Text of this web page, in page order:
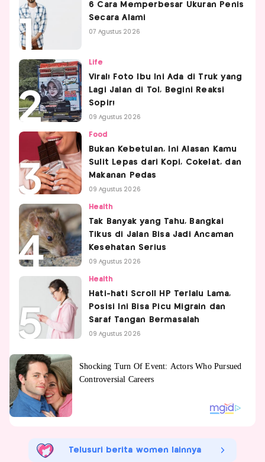
6 Cara Memperbesar Ukuran Penis
Secara Alami
07 Agustus 2026
Life
Viral! Foto Ibu Ini Ada di Truk yang
Lagi Jalan di Tol, Begini Reaksi
Sopir!
09 Agustus 2026
Food
Bukan Kebetulan, Ini Alasan Kamu
Sulit Lepas dari Kopi, Cokelat, dan
Makanan Pedas
09 Agustus 2026
Health
Tak Banyak yang Tahu, Bangkai
Tikus di Jalan Bisa Jadi Ancaman
Kesehatan Serius
09 Agustus 2026
Health
Hati-hati Scroll HP Terlalu Lama,
Posisi Ini Bisa Picu Migrain dan
Saraf Tangan Bermasalah
09 Agustus 2026
Telusuri berita women lainnya